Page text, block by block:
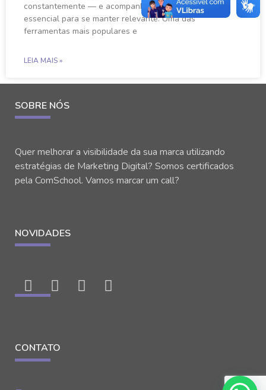
constantemente — e acompanhar essas mudanças é
essencial para se manter relevante. Uma das
ferramentas mais populares e
LEIA MAIS »
SOBRE NÓS
Quer melhorar a visibilidade da sua marca utilizando
estratégias de Marketing Digital? Somos certificados
pela ComSchool. Vamos marcar um call?
NOVIDADES
CONTATO